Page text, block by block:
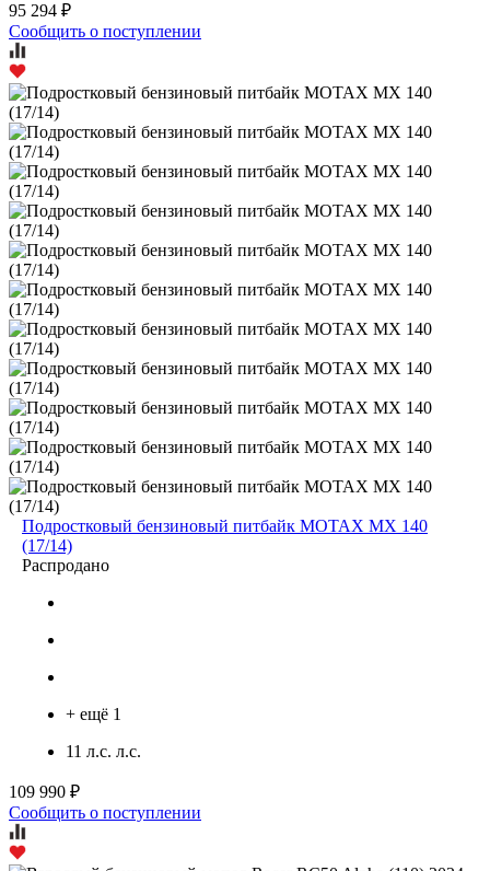
95 294 ₽
Сообщить о поступлении
Подростковый бензиновый питбайк MOTAX MX 140
(17/14)
Распродано
+ ещё 1
11 л.с. л.с.
109 990 ₽
Сообщить о поступлении